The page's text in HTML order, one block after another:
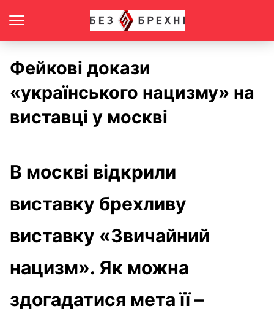
Фейкові докази
«українського нацизму» на
виставці у москві
В москві відкрили
виставку брехливу
виставку «Звичайний
нацизм». Як можна
здогадатися мета її –